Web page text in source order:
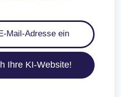
Ihre KI-Website!